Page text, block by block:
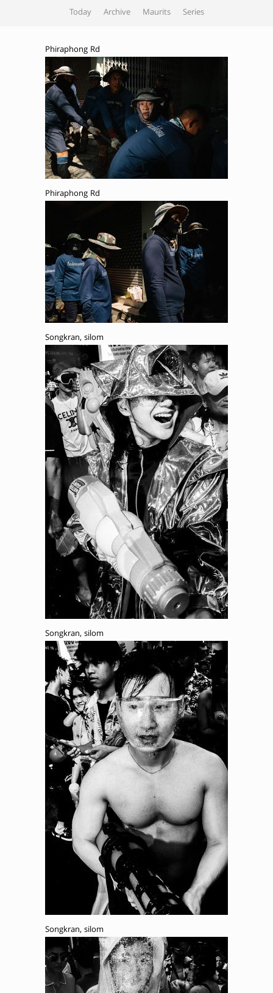
Today Archive Maurits Series
Phiraphong Rd
Phiraphong Rd
Songkran, silom
Songkran, silom
Songkran, silom